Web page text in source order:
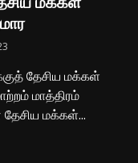
தேசிய மக்கள்
மாத்திரம்
மக்கள்...